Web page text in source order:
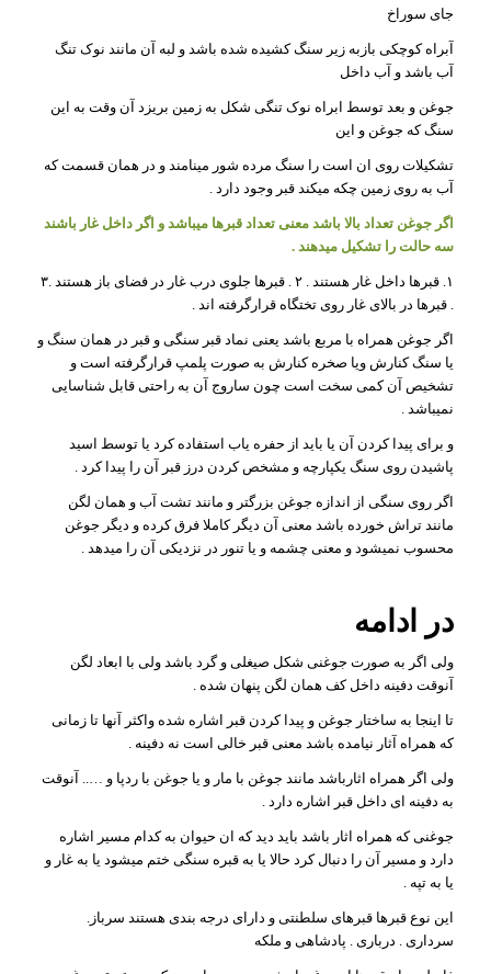
جای سوراخ
آبراه کوچکی بازبه زیر سنگ کشیده شده باشد و لبه آن مانند نوک تنگ
آب باشد و آب داخل
جوغن و بعد توسط ابراه نوک تنگی شکل به زمین بریزد آن وقت به این
سنگ که جوغن و این
تشکیلات روی ان است را سنگ مرده شور مینامند و در همان قسمت که
آب به روی زمین چکه میکند قبر وجود دارد .
اگر جوغن تعداد بالا باشد معنی تعداد قبرها میباشد و اگر داخل غار باشند
سه حالت را تشکیل میدهند .
۱. قبرها داخل غار هستند . ۲ . قبرها جلوی درب غار در فضای باز هستند .۳
. قبرها در بالای غار روی تختگاه قرارگرفته اند .
اگر جوغن همراه با مربع باشد یعنی نماد قبر سنگی و قبر در همان سنگ و
یا سنگ کنارش ویا صخره کنارش به صورت پلمپ قرارگرفته است و
تشخیص آن کمی سخت است چون ساروج آن به راحتی قابل شناسایی
نمیباشد .
و برای پیدا کردن آن یا باید از حفره یاب استفاده کرد یا توسط اسید
پاشیدن روی سنگ یکپارچه و مشخص کردن درز قبر آن را پیدا کرد .
اگر روی سنگی از اندازه جوغن بزرگتر و مانند تشت آب و همان لگن
مانند تراش خورده باشد معنی آن دیگر کاملا فرق کرده و دیگر جوغن
محسوب نمیشود و معنی چشمه و یا تنور در نزدیکی آن را میدهد .
در ادامه
ولی اگر به صورت جوغنی شکل صیغلی و گرد باشد ولی با ابعاد لگن
آنوقت دفینه داخل کف همان لگن پنهان شده .
تا اینجا به ساختار جوغن و پیدا کردن قبر اشاره شده واکثر آنها تا زمانی
که همراه آثار نیامده باشد معنی قبر خالی است نه دفینه .
ولی اگر همراه اثارباشد مانند جوغن با مار و یا جوغن با ردپا و ….. آنوقت
به دفینه ای داخل قبر اشاره دارد .
جوغنی که همراه اثار باشد باید دید که ان حیوان به کدام مسیر اشاره
دارد و مسیر آن را دنبال کرد حالا یا به قبره سنگی ختم میشود یا به غار و
یا به تپه .
این نوع قبرها قبرهای سلطنتی و دارای درجه بندی هستند سرباز.
سرداری . درباری . پادشاهی و ملکه